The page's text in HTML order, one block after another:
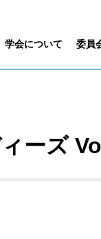
学会について 委員
ーズ